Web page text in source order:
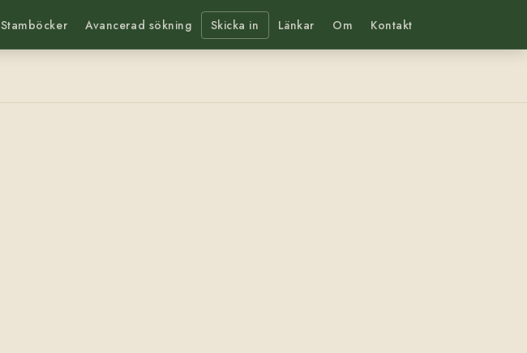
Stamböcker Avancerad sökning Skicka in Länkar Om Kontakt